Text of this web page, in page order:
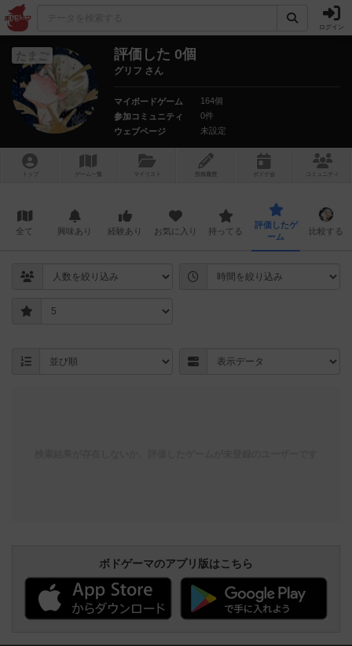
ログイン
たまご 評価した 0個
グリフ さん
マイボードゲーム
164個
参加コミュニティ
0件
ウェブページ
未設定
トップ ゲーム一覧 マイリスト 投稿履歴 ボ ドゲ コミュニティ
全て 興味あり 経験あり お気に入り 持ってる
評価したゲ
ーム
比較する
ボドゲーマのアプリ版はこちら